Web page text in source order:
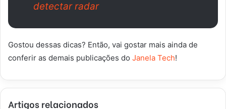
detectar radar
Gostou dessas dicas? Então, vai gostar mais ainda de
conferir as demais publicações do Janela Tech!
Artigos relacionados